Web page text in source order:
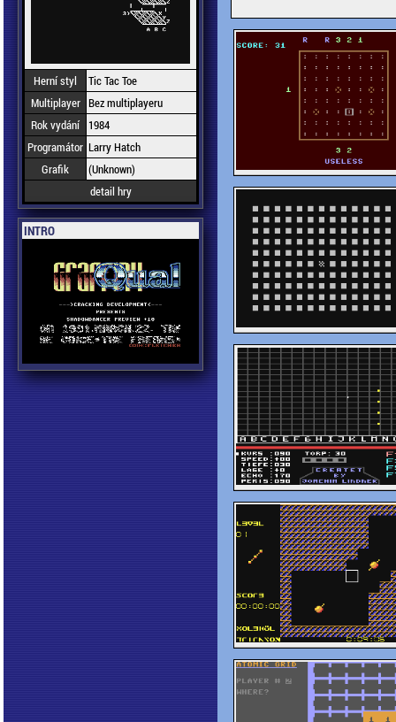
Herní styl
Tic Tac Toe
Multiplayer Bez multiplayeru
Rok vydání
1984
Programátor Larry Hatch
Grafik
(Unknown)
detail hry
INTRO